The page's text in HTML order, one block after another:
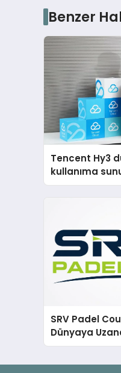
Benzer
Tencent Hy3
kullanıma
SRV Padel
Dünyaya
Üretiminde